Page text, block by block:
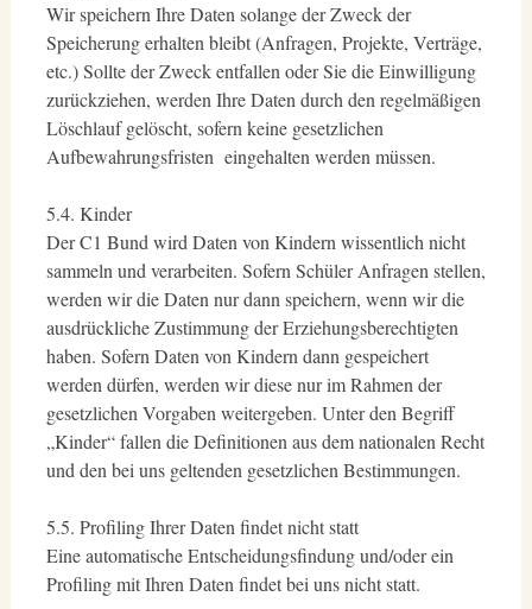
Wir speichern Ihre Daten solange der Zweck der
Speicherung erhalten bleibt (Anfragen, Projekte, Verträge,
etc.) Sollte der Zweck entfallen oder Sie die Einwilligung
zurückziehen, werden Ihre Daten durch den regelmäßigen
Löschlauf gelöscht, sofern keine gesetzlichen
Aufbewahrungsfristen eingehalten werden müssen.
5.4. Kinder
Der C1 Bund wird Daten von Kindern wissentlich nicht
sammeln und verarbeiten. Sofern Schüler Anfragen stellen,
werden wir die Daten nur dann speichern, wenn wir die
ausdrückliche Zustimmung der Erziehungsberechtigten
haben. Sofern Daten von Kindern dann gespeichert
werden dürfen, werden wir diese nur im Rahmen der
gesetzlichen Vorgaben weitergeben. Unter den Begriff
„Kinder“ fallen die Definitionen aus dem nationalen Recht
und den bei uns geltenden gesetzlichen Bestimmungen.
5.5. Profiling Ihrer Daten findet nicht statt
Eine automatische Entscheidungsfindung und/oder ein
Profiling mit Ihren Daten findet bei uns nicht statt.